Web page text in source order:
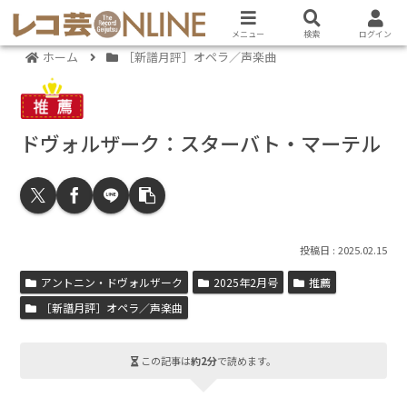
ホーム ［新譜月評］オペラ／声楽曲
ドヴォルザーク：スターバト・マーテル
2025.02.15
アントニン・ドヴォルザーク 2025年2月号
推薦
［新譜月評］オペラ／声楽曲
この記事は約2分で読めます。
メニュー 検索 ログイン